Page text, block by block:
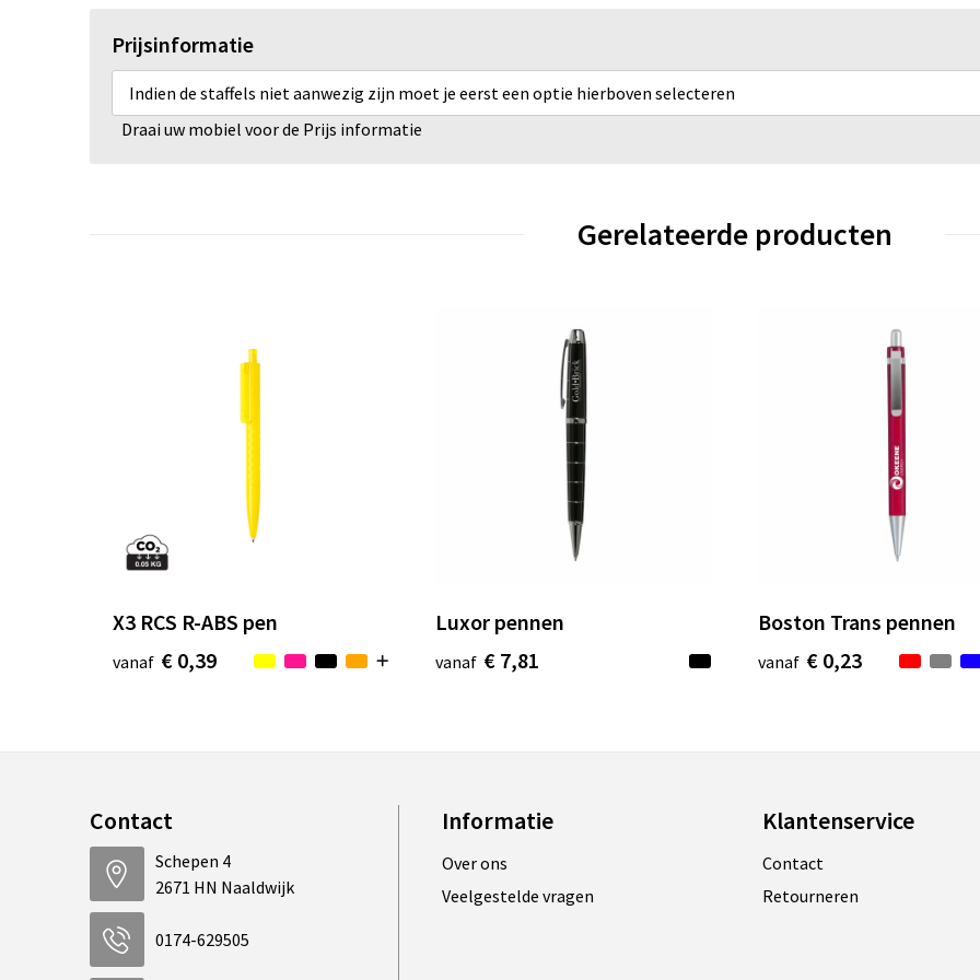
Prijsinformatie
Indien de staffels niet aanwezig zijn moet je eerst een optie hierboven selecteren
Draai uw mobiel voor de Prijs informatie
Gerelateerde producten
X3 RCS R-ABS pen
vanaf € 0,39
Luxor pennen
vanaf € 7,81
Boston Trans pennen
vanaf € 0,23
Contact
Schepen 4
2671 HN Naaldwijk
0174-629505
Informatie
Over ons
Veelgestelde vragen
Klantenservice
Contact
Retourneren